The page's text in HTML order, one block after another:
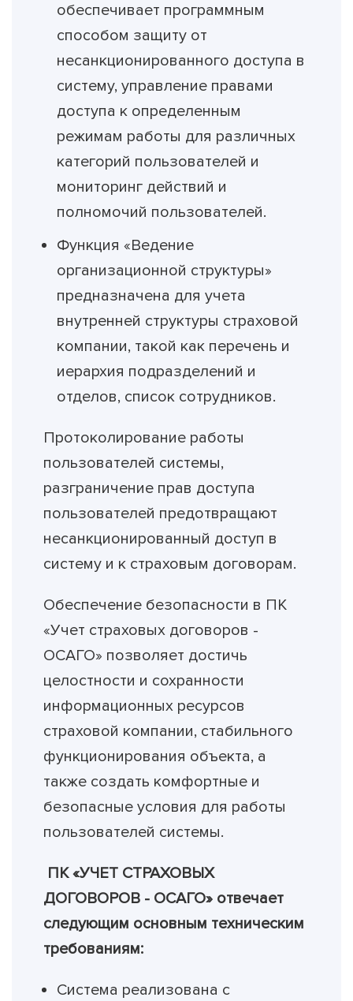
обеспечивает программным
способом защиту от
несанкционированного доступа в
систему, управление правами
доступа к определенным
режимам работы для различных
категорий пользователей и
мониторинг действий и
полномочий пользователей.
Функция «Ведение
организационной структуры»
предназначена для учета
внутренней структуры страховой
компании, такой как перечень и
иерархия подразделений и
отделов, список сотрудников.
Протоколирование работы
пользователей системы,
разграничение прав доступа
пользователей предотвращают
несанкционированный доступ в
систему и к страховым договорам.
Обеспечение безопасности в ПК
«Учет страховых договоров -
ОСАГО» позволяет достичь
целостности и сохранности
информационных ресурсов
страховой компании, стабильного
функционирования объекта, а
также создать комфортные и
безопасные условия для работы
пользователей системы.
ПК «УЧЕТ СТРАХОВЫХ
ДОГОВОРОВ - ОСАГО» отвечает
следующим основным техническим
требованиям:
Система реализована с